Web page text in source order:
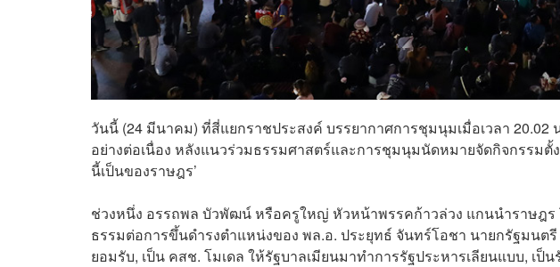
วันนี้ (24 มีนาคม) ที่สี่แยกราชประสงค์ บรรยากาศการชุมนุมเมื่อเวลา
อย่างต่อเนื่อง หลังแนวร่วมธรรมศาสตร์และการชุมนุมนัดหมายจัดกิจกรรมตั้ง
นี้เป็นของราษฎร’
ช่วงหนึ่ง อรรถพล บัวพัฒน์ หรือครูใหญ่ หัวหน้าพรรคก้าวล่วง แกนนำราษฎ
ธรรมต่อการขึ้นดำรงตำแหน่งของ พล.อ. ประยุทธ์​ จันทร์โอชา​ นายกรัฐมน
ยอมรับ​, เป็น คสช. โมเดล ให้รัฐบาลเมียนมา​ทำการรัฐประหารเลียนแบบ​, เป็